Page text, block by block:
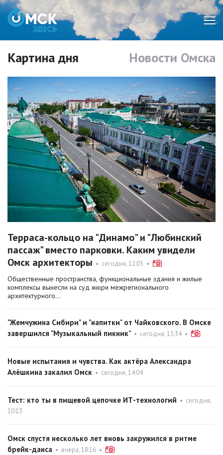
Новости Омска
Картина дня
Терраса-кольцо на "Динамо" и "Любинский
пассаж" вместо парковки. Каким увидели
Омск архитекторы • сегодня, 12:05 •
Общественные пространства, функциональные здания и жилые
комплексы вынесли на суд жюри межрегионального
архитектурного...
"Жемчужина Сибири" и "напитки" от Чайковского. В Омске
завершился "Музыкальный пикник" • сегодня, 15:34•
Новые испытания и чувства. Как актёра Александра
Алёшкина закалил Омск • сегодня, 14:04
Тест: кто ты в пищевой цепочке ИТ-технологий • сегодня,
10:13
Омск спустя несколько лет вновь закружился в ритме
брейк-данса • вчера, 18:16 •